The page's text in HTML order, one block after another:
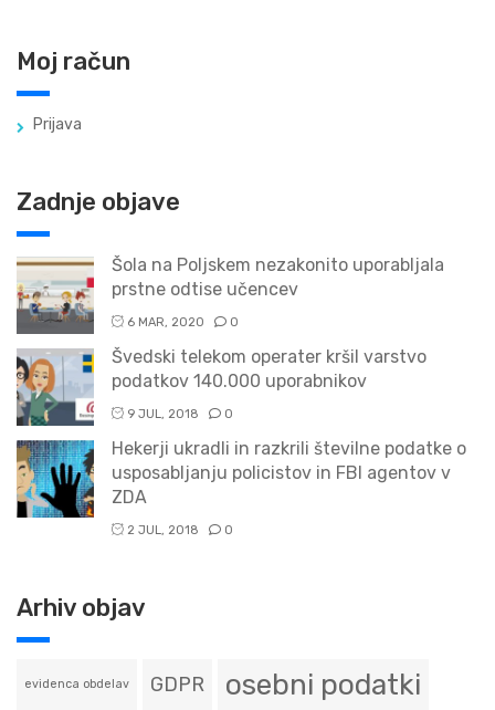
Moj račun
Prijava
Zadnje objave
Šola na Poljskem nezakonito uporabljala
prstne odtise učencev
6 MAR, 2020 0
Švedski telekom operater kršil varstvo
podatkov 140.000 uporabnikov
9 JUL, 2018 0
Hekerji ukradli in razkrili številne podatke o
usposabljanju policistov in FBI agentov v
ZDA
2 JUL, 2018 0
Arhiv objav
evidenca obdelav GDPR osebni podatki